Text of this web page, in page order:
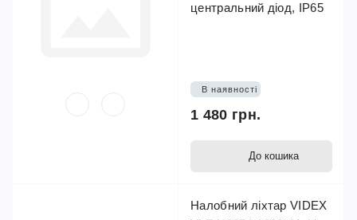
центральний діод, IP65
В наявності
1 480 грн.
До кошика
Налобний ліхтар VIDEX